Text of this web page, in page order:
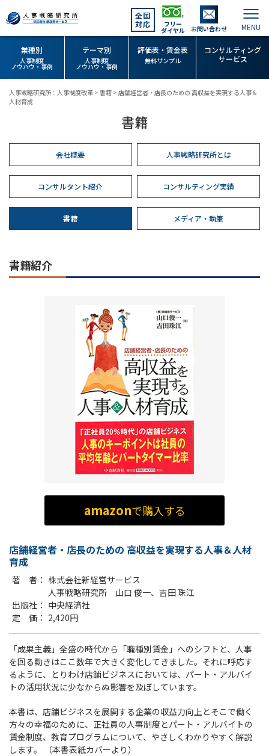
全国
対応
フリー
ダイヤル お問い合わせ
業種別
人事制度
ノウハウ・事例
テーマ別
人事制度
ノウハウ・事例
評価表・賃金表
無料サンプル
コンサルティング
サービス
人事戦略研究所：人事制度改革 > 書籍 > 店舗経営者・店長のための 高収益を実現する人事＆
人材育成
書籍
会社概要 人事戦略研究所とは
コンサルタント紹介 コンサルティング実績
書籍 メディア・執筆
書籍紹介
amazonで購入する
店舗経営者・店長のための 高収益を実現する人事＆人材
育成
著 者
株式会社新経営サービス
人事戦略研究所 山口 俊一、吉田 珠江
出版社
中央経済社
定 価
2,420円
「成果主義」全盛の時代から「職種別賃金」へのシフトと、人事
を回る動きはここ数年で大きく変化してきました。それに呼応す
るように、とりわけ店舗ビジネスにおいては、パート・アルバイ
トの活用状況に少なからぬ影響を及ぼしています。
本書は、店舗ビジネスを展開する企業の収益力向上とそこで働く
方々の幸福のために、正社員の人事制度とパート・アルバイトの
賃金制度、教育プログラムについて、やさしくわかりやすく解説
します。 （本書表紙カバーより）